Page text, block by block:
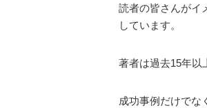
読者の皆さんがイ
しています。
著者は過去15年以
成功事例だけでな